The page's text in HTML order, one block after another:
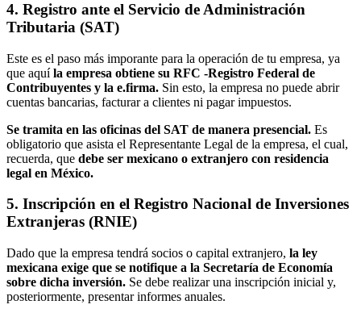
4. Registro ante el Servicio de Administración
Tributaria (SAT)
Este es el paso más imporante para la operación de tu empresa, ya
que aquíla empresa obtiene su RFC -Registro Federal de
Contribuyentes y la e.firma. Sin esto, la empresa no puede abrir
cuentas bancarias, facturar a clientes ni pagar impuestos.
Se tramita en las oficinas del SAT de manera presencial. Es
obligatorio que asista el Representante Legal de la empresa, el cual,
recuerda, que debe ser mexicano o extranjero con residencia
legal en México.
5. Inscripción en el Registro Nacional de Inversiones
Extranjeras (RNIE)
Dado que la empresa tendrá socios o capital extranjero, la ley
mexicana exige que se notifique a la Secretaría de Economía
sobre dicha inversión. Se debe realizar una inscripción inicial y,
posteriormente, presentar informes anuales.